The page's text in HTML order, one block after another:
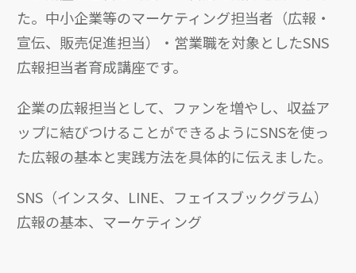
た。中小企業等のマーケティング担当者（広報・
宣伝、販売促進担当）・営業職を対象としたSNS
広報担当者育成講座です。
企業の広報担当として、ファンを増やし、収益ア
ップに結びつけることができるようにSNSを使っ
た広報の基本と実践方法を具体的に伝えました。
SNS（インスタ、LINE、フェイスブックグラム）
広報の基本、マーケティング